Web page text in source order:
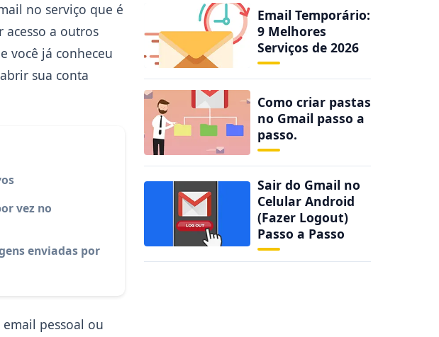
no serviço que é
a outros
você já conheceu
sua conta
vez no
enviadas por
pessoal ou
Email Temporário:
9 Melhores
Serviços de 2026
Como criar pastas
no Gmail passo a
passo.
Sair do Gmail no
Celular Android
(Fazer Logout)
Passo a Passo
Copiar